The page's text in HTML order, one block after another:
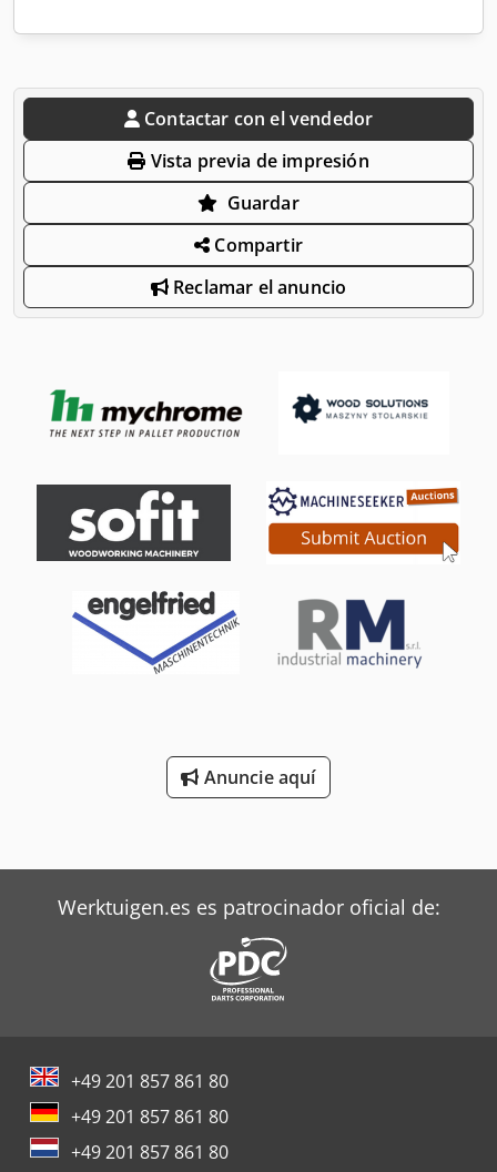
Contactar con el vendedor
Vista previa de impresión
Guardar
Compartir
Reclamar el anuncio
Anuncie aquí
Werktuigen.es es patrocinador oficial de:
+49 201 857 861 80
+49 201 857 861 80
+49 201 857 861 80